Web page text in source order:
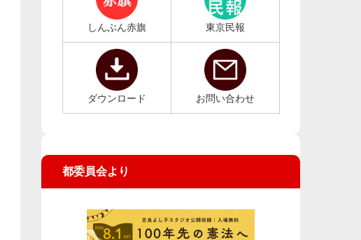
しんぶん赤旗 東京民報
ダウンロード お問い合わせ
都委員会より